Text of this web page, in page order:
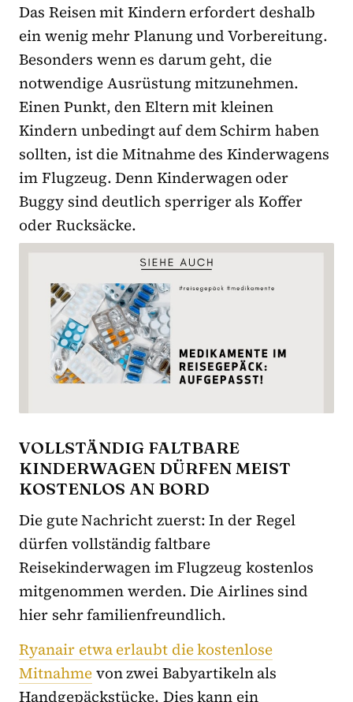
Das Reisen mit Kindern erfordert deshalb
ein wenig mehr Planung und Vorbereitung.
Besonders wenn es darum geht, die
notwendige Ausrüstung mitzunehmen.
Einen Punkt, den Eltern mit kleinen
Kindern unbedingt auf dem Schirm haben
sollten, ist die Mitnahme des Kinderwagens
im Flugzeug. Denn Kinderwagen oder
Buggy sind deutlich sperriger als Koffer
oder Rucksäcke.
VOLLSTÄNDIG FALTBARE
KINDERWAGEN DÜRFEN MEIST
KOSTENLOS AN BORD
Die gute Nachricht zuerst: In der Regel
dürfen vollständig faltbare
Reisekinderwagen im Flugzeug kostenlos
mitgenommen werden. Die Airlines sind
hier sehr familienfreundlich.
Ryanair etwa erlaubt die kostenlose
Mitnahmevon zwei Babyartikeln als
Handgepäckstücke. Dies kann ein